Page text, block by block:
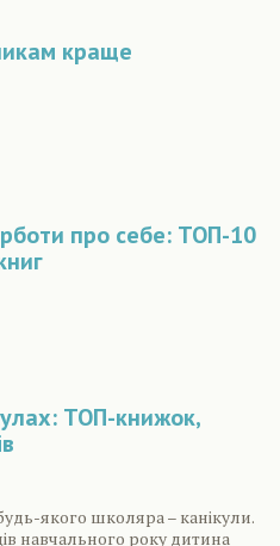
краще
про себе: ТОП-10
ТОП-книжок,
якого школяра – канікули.
навчального року дитина